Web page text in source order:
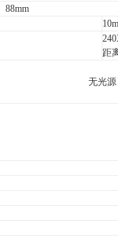
88mm
距
无光源